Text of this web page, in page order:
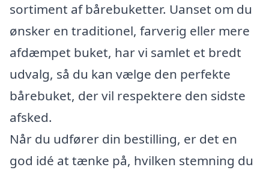
sortiment af bårebuketter. Uanset om du
ønsker en traditionel, farverig eller mere
afdæmpet buket, har vi samlet et bredt
udvalg, så du kan vælge den perfekte
bårebuket, der vil respektere den sidste
afsked.
Når du udfører din bestilling, er det en
god idé at tænke på, hvilken stemning du